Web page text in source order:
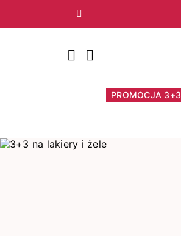
Poprzedni
PROMOCJA 3+3